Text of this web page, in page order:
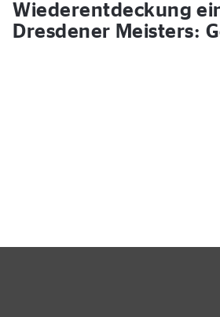
Wiederentdeckung
Dresdener Meisters: